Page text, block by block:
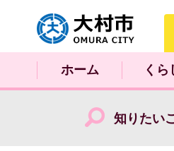
大村市
ホーム くら
知りたい